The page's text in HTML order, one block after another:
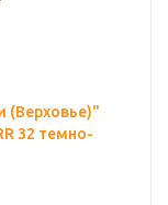
(Верховье)"
32 темно-